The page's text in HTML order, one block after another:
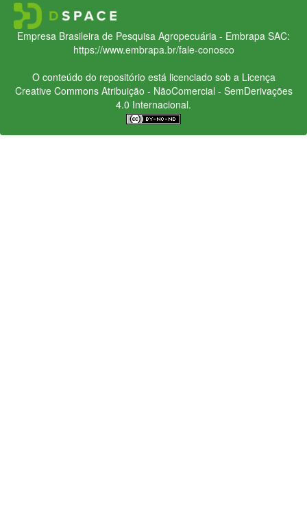
Empresa Brasileira de Pesquisa Agropecuária - Embrapa SAC:
https://www.embrapa.br/fale-conosco
O conteúdo do repositório está licenciado sob a Licença
Creative CommonsAtribuição - NãoComercial - SemDerivações
4.0 Internacional.